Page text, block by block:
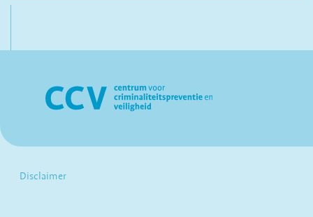
Disclaimer